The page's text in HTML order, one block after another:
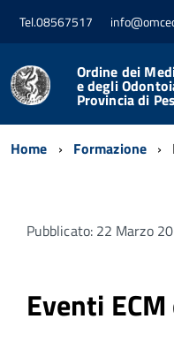
Tel.08567517
Ordine dei
e degli
Provincia di
Home Formazione
Pubblicato: 22 Marzo
Eventi